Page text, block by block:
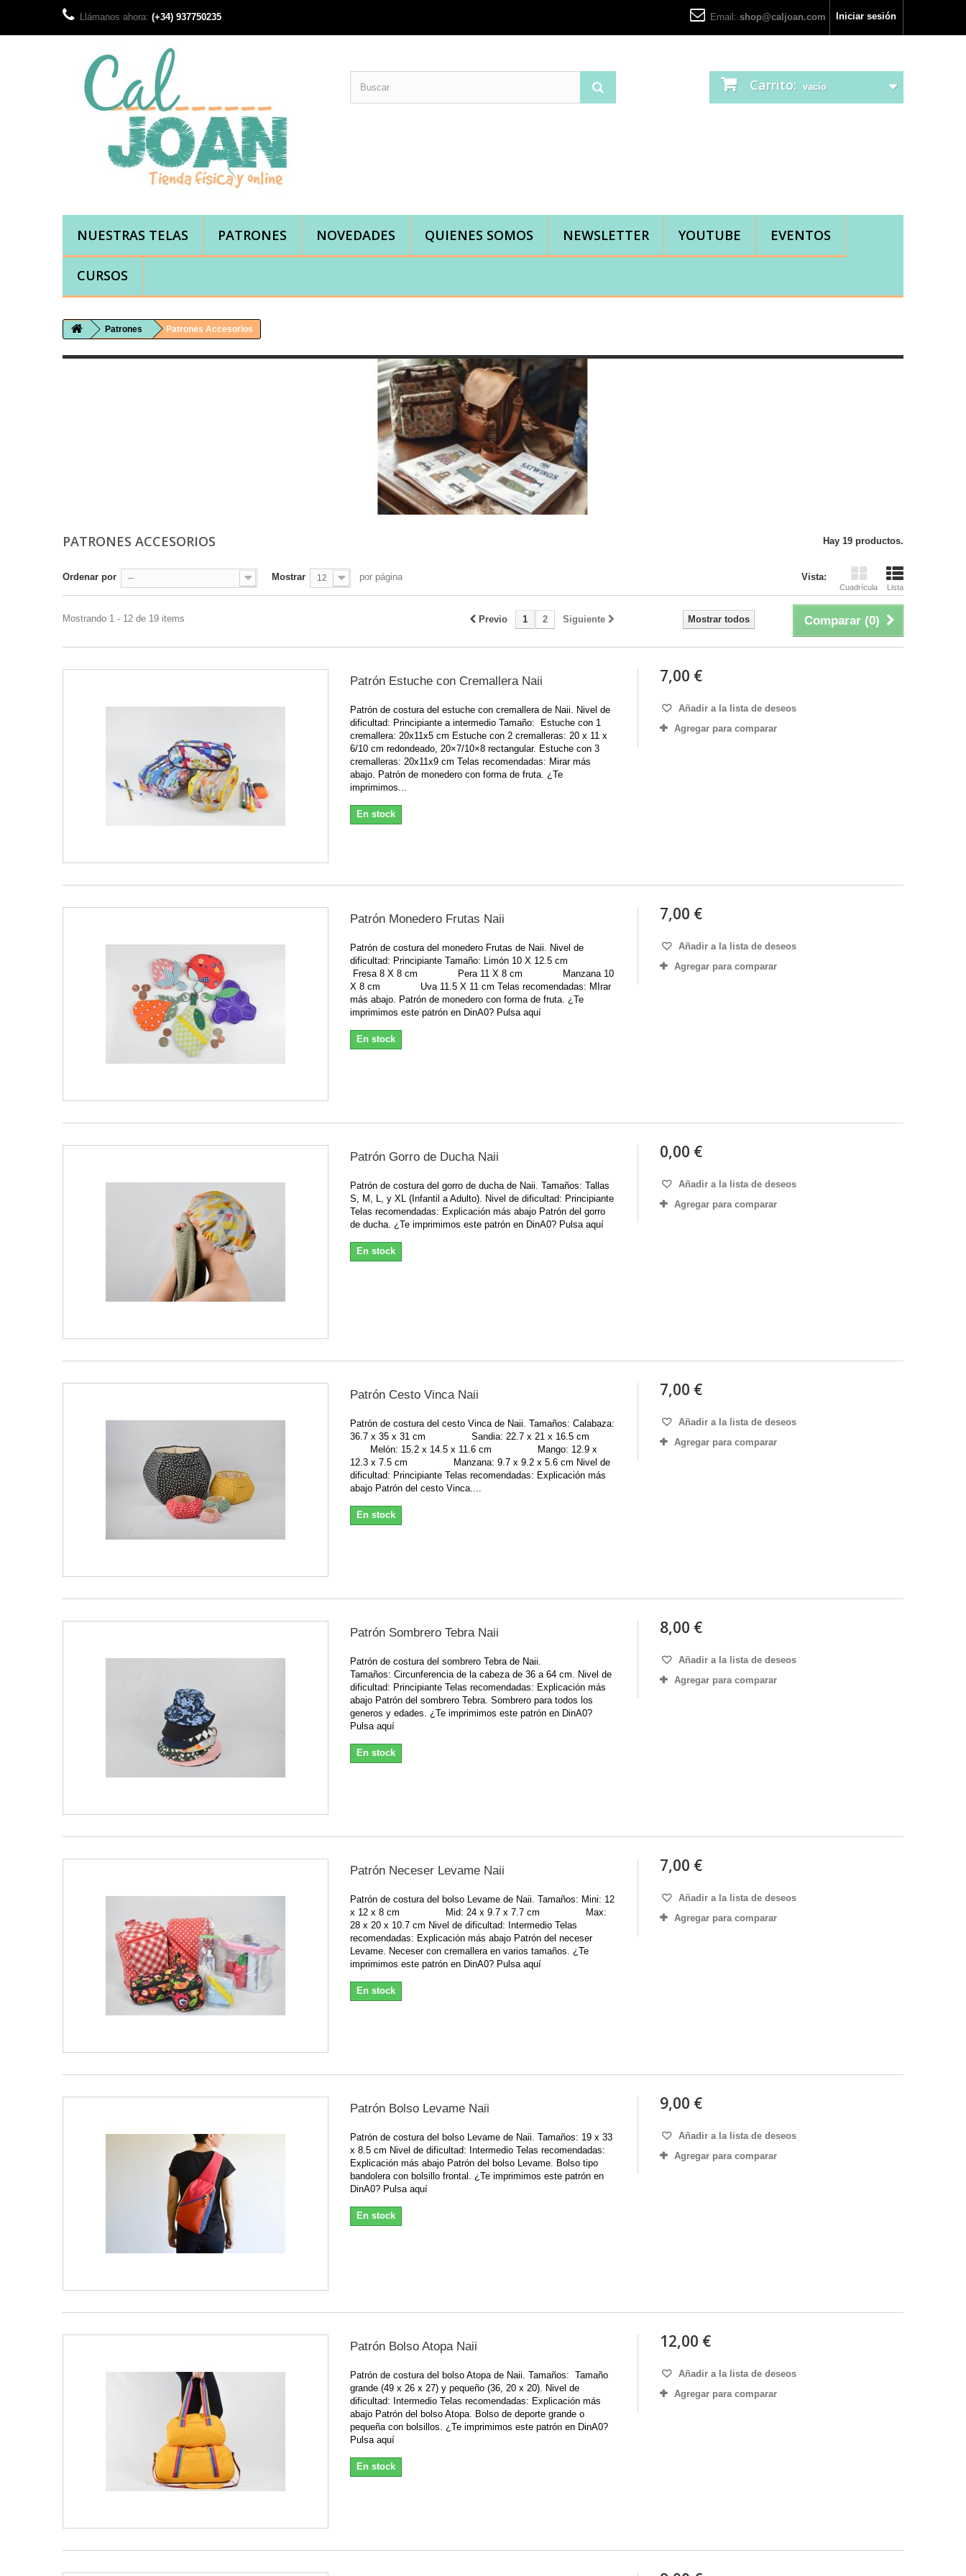
Iniciar sesión
Llámanos ahora: (+34) 937750235 Email: shop@caljoan.com
Carrito: vacío
NUESTRAS TELAS PATRONES NOVEDADES QUIENES SOMOS NEWSLETTER YOUTUBE EVENTOS
CURSOS
Patrones Patrones Accesorios
PATRONES ACCESORIOS Hay 19 productos.
Vista:
Cuadrícula Lista
Ordenar por -- Mostrar 12 por página
Comparar (0)
Mostrar todos
Previo 1 2 Siguiente
Mostrando 1 - 12 de 19 items
Patrón Estuche con Cremallera Naii
Patrón de costura del estuche con cremallera de Naii. Nivel de
dificultad: Principiante a intermedio Tamaño: Estuche con 1
cremallera: 20x11x5 cm Estuche con 2 cremalleras: 20 x 11 x
6/10 cm redondeado, 20×7/10×8 rectangular. Estuche con 3
cremalleras: 20x11x9 cm Telas recomendadas: Mirar más
abajo. Patrón de monedero con forma de fruta. ¿Te
imprimimos...
En stock
7,00 €
Añadir a la lista de deseos
Agregar para comparar
Patrón Monedero Frutas Naii
Patrón de costura del monedero Frutas de Naii. Nivel de
dificultad: Principiante Tamaño: Limón 10 X 12.5 cm
Fresa 8 X 8 cm Pera 11 X 8 cm Manzana 10
X 8 cm Uva 11.5 X 11 cm Telas recomendadas: MIrar
más abajo. Patrón de monedero con forma de fruta. ¿Te
imprimimos este patrón en DinA0? Pulsa aquí
En stock
7,00 €
Añadir a la lista de deseos
Agregar para comparar
Patrón Gorro de Ducha Naii
Patrón de costura del gorro de ducha de Naii. Tamaños: Tallas
S, M, L, y XL (Infantil a Adulto). Nivel de dificultad: Principiante
Telas recomendadas: Explicación más abajo Patrón del gorro
de ducha. ¿Te imprimimos este patrón en DinA0? Pulsa aquí
En stock
0,00 €
Añadir a la lista de deseos
Agregar para comparar
Patrón Cesto Vinca Naii
Patrón de costura del cesto Vinca de Naii. Tamaños: Calabaza:
36.7 x 35 x 31 cm Sandia: 22.7 x 21 x 16.5 cm
Melón: 15.2 x 14.5 x 11.6 cm Mango: 12.9 x
12.3 x 7.5 cm Manzana: 9.7 x 9.2 x 5.6 cm Nivel de
dificultad: Principiante Telas recomendadas: Explicación más
abajo Patrón del cesto Vinca....
En stock
7,00 €
Añadir a la lista de deseos
Agregar para comparar
Patrón Sombrero Tebra Naii
Patrón de costura del sombrero Tebra de Naii.
Tamaños: Circunferencia de la cabeza de 36 a 64 cm. Nivel de
dificultad: Principiante Telas recomendadas: Explicación más
abajo Patrón del sombrero Tebra. Sombrero para todos los
generos y edades. ¿Te imprimimos este patrón en DinA0?
Pulsa aquí
En stock
8,00 €
Añadir a la lista de deseos
Agregar para comparar
Patrón Neceser Levame Naii
Patrón de costura del bolso Levame de Naii. Tamaños: Mini: 12
x 12 x 8 cm Mid: 24 x 9.7 x 7.7 cm Max:
28 x 20 x 10.7 cm Nivel de dificultad: Intermedio Telas
recomendadas: Explicación más abajo Patrón del neceser
Levame. Neceser con cremallera en varios tamaños. ¿Te
imprimimos este patrón en DinA0? Pulsa aquí
En stock
7,00 €
Añadir a la lista de deseos
Agregar para comparar
Patrón Bolso Levame Naii
Patrón de costura del bolso Levame de Naii. Tamaños: 19 x 33
x 8.5 cm Nivel de dificultad: Intermedio Telas recomendadas:
Explicación más abajo Patrón del bolso Levame. Bolso tipo
bandolera con bolsillo frontal. ¿Te imprimimos este patrón en
DinA0? Pulsa aquí
En stock
9,00 €
Añadir a la lista de deseos
Agregar para comparar
Patrón Bolso Atopa Naii
Patrón de costura del bolso Atopa de Naii. Tamaños: Tamaño
grande (49 x 26 x 27) y pequeño (36, 20 x 20). Nivel de
dificultad: Intermedio Telas recomendadas: Explicación más
abajo Patrón del bolso Atopa. Bolso de deporte grande o
pequeña con bolsillos. ¿Te imprimimos este patrón en DinA0?
Pulsa aquí
En stock
12,00 €
Añadir a la lista de deseos
Agregar para comparar